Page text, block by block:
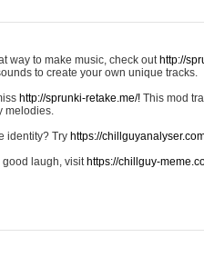
way to make music, check out http://
to create your own unique tracks.
http://sprunki-retake.me/! This mod
melodies.
identity? Try https://
good laugh, visit https://chillguy-